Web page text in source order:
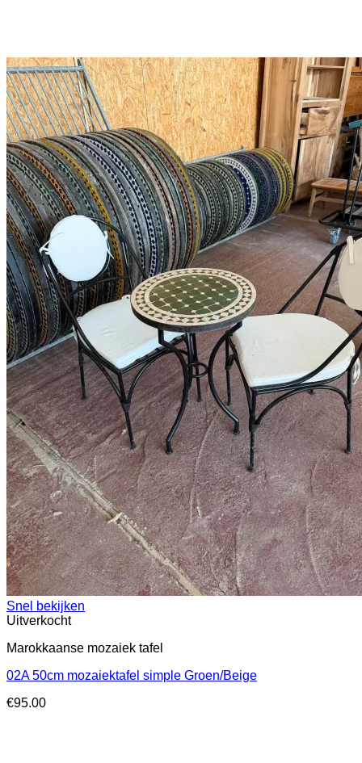
Snel bekijken
Uitverkocht
Marokkaanse mozaiek tafel
02A 50cm mozaiektafel simple Groen/Beige
€95.00